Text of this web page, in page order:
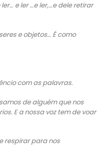
e ler …e ler,…e dele retirar
e objetos… É como
com as palavras.
de alguém que nos
E a nossa voz tem de voar
respirar para nos